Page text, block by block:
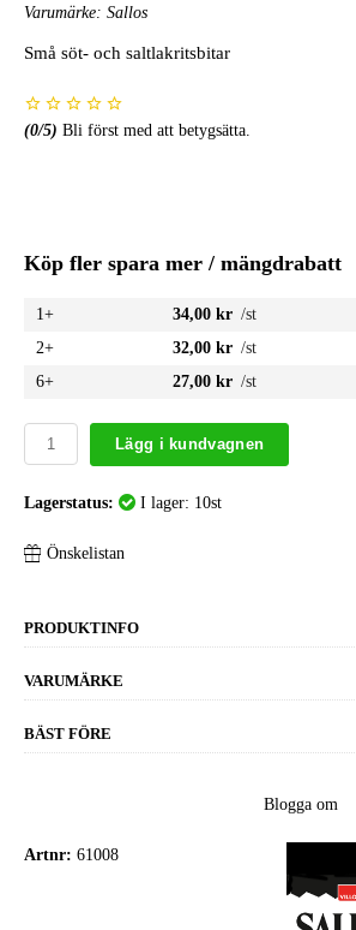
Varumärke: Sallos
Små söt- och saltlakritsbitar
(0/5) Bli först med att betygsätta.
Köp fler spara mer / mängdrabatt
1+ 34,00 kr /st
2+
32,00 kr /st
6+
27,00 kr /st
Lägg i kundvagnen
Lagerstatus: I lager: 10st
Önskelistan
PRODUKTINFO
VARUMÄRKE
BÄST FÖRE
Blogga om
Artnr: 61008